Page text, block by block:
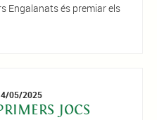
Engalanats és premiar els
05/2025
JOCS